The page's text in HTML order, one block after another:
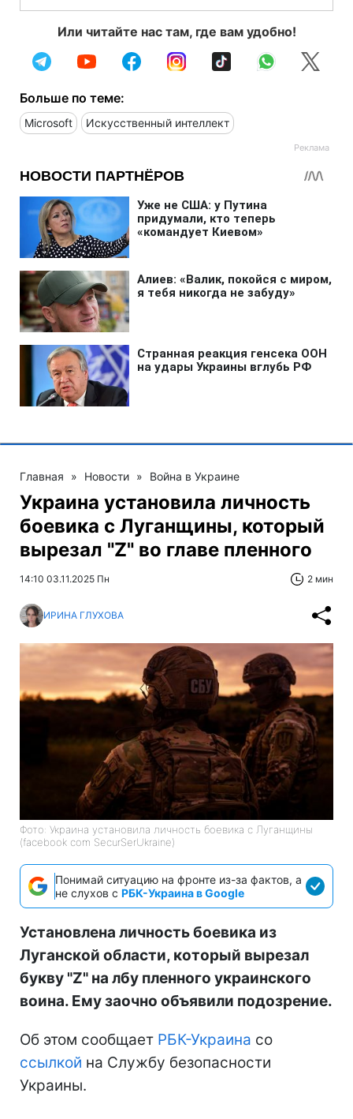
Или читайте нас там, где вам удобно!
Больше по теме:
Microsoft Искусственный интеллект
Главная » Новости » Война в Украине
Украина установила личность
боевика с Луганщины, который
вырезал "Z" во главе пленного
14:10 03.11.2025 Пн 2 мин
ИРИНА ГЛУХОВА
Фото: Украина установила личность боевика с Луганщины
(facebook com SecurSerUkraine)
Понимай ситуацию на фронте из-за фактов, а
не слухов с РБК-Украина в Google
Установлена личность боевика из
Луганской области, который вырезал
букву "Z" на лбу пленного украинского
воина. Ему заочно объявили подозрение.
Об этом сообщает РБК-Украина со
ссылкой на Службу безопасности
Украины.